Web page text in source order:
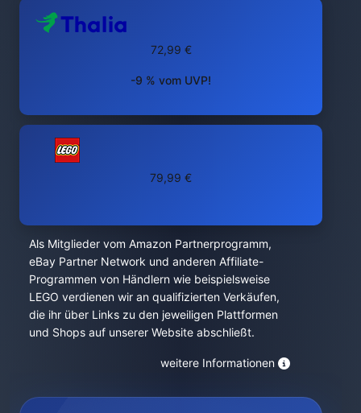
72,99 €
-9 % vom UVP!
79,99 €
Als Mitglieder vom Amazon Partnerprogramm,
eBay Partner Network und anderen Affiliate-
Programmen von Händlern wie beispielsweise
LEGO verdienen wir an qualifizierten Verkäufen,
die ihr über Links zu den jeweiligen Plattformen
und Shops auf unserer Website abschließt.
weitere Informationen